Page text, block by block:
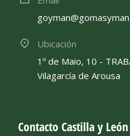
Ubicación
1º de Maio, 10 -
Vilagarcía de Arousa
Contacto Castilla y León